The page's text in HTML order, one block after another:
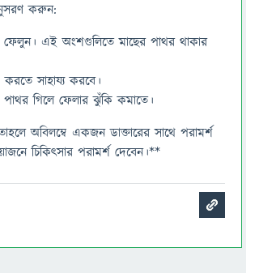
করুন:
ফেলুন। এই অংশগুলিতে মাছের পাথর থাকার
সাহায্য করবে।
পাথর গিলে ফেলার ঝুঁকি কমাতে।
অবিলম্বে একজন ডাক্তারের সাথে পরামর্শ
চিকিৎসার পরামর্শ দেবেন।**